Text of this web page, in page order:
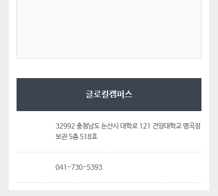
글로컬캠퍼스
32992 충청남도 논산시 대학로 121 건양대학교 명곡정
보관 5층 518호
041-730-5393